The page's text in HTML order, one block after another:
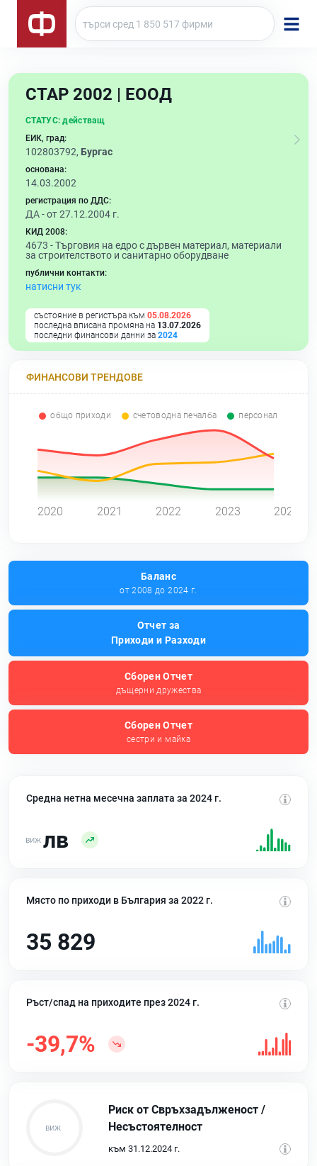
СТАР 2002 | ЕООД
СТАТУС: действащ
ЕИК, град:
102803792, Бургас
основана:
14.03.2002
регистрация по ДДС:
ДА - от 27.12.2004 г.
КИД 2008:
4673 -Търговия на едро с дървен материал, материали
за строителството и санитарно оборудване
публични контакти:
натисни тук
състояние в регистъра към 05.08.2026
последна вписана промяна на 13.07.2026
последни финансови данни за 2024
ФИНАНСОВИ ТРЕНДОВЕ
общо приходи счетоводна печалба персонал
2020 2021 2022 2023 2024
Баланс
от 2008 до 2024 г.
Отчет за
Приходи и Разходи
Сборен Отчет
дъщерни дружества
Сборен Отчет
сестри и майка
Средна нетна месечна заплата за 2024 г.
лв
Място по приходи в България за 2022 г.
35 829
Ръст/спад на приходите през 2024 г.
-39,7%
Риск от Свръхзадълженост /
Несъстоятелност
към 31.12.2024 г.